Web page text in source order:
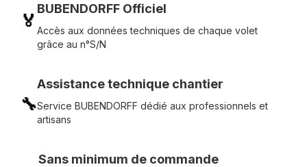
🏅
BUBENDORFF Officiel
Accès aux données techniques de chaque volet
grâce au n°S/N
🔧
Assistance technique chantier
Service BUBENDORFF dédié aux professionnels et
artisans
Sans minimum de commande